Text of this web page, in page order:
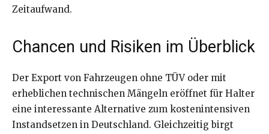
Zeitaufwand.
Chancen und Risiken im Überblick
Der Export von Fahrzeugen ohne TÜV oder mit
erheblichen technischen Mängeln eröffnet für Halter
eine interessante Alternative zum kostenintensiven
Instandsetzen in Deutschland. Gleichzeitig birgt